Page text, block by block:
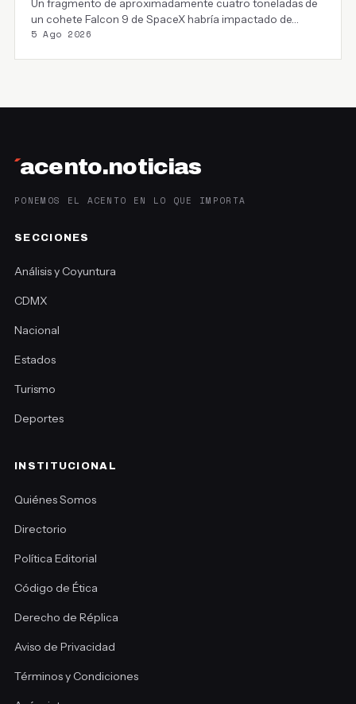
Un fragmento de aproximadamente cuatro toneladas de
un cohete Falcon 9 de SpaceX habría impactado de…
5 Ago 2026
´acento.noticias
PONEMOS EL ACENTO EN LO QUE IMPORTA
SECCIONES
Análisis y Coyuntura
CDMX
Nacional
Estados
Turismo
Deportes
INSTITUCIONAL
Quiénes Somos
Directorio
Política Editorial
Código de Ética
Derecho de Réplica
Aviso de Privacidad
Términos y Condiciones